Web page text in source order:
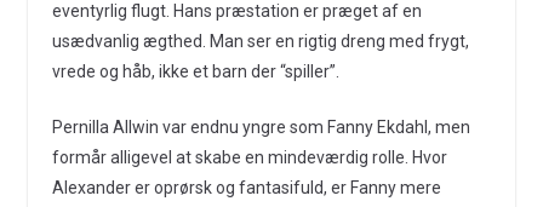
eventyrlig flugt. Hans præstation er præget af en
usædvanlig ægthed. Man ser en rigtig dreng med frygt,
vrede og håb, ikke et barn der “spiller”.
Pernilla Allwin var endnu yngre som Fanny Ekdahl, men
formår alligevel at skabe en mindeværdig rolle. Hvor
Alexander er oprørsk og fantasifuld, er Fanny mere